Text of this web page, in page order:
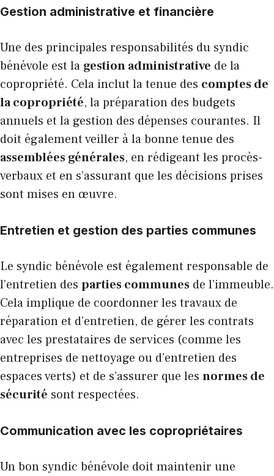
Gestion administrative et financière
Une des principales responsabilités du syndic
bénévole est la gestion administrative de la
copropriété. Cela inclut la tenue des comptes de
la copropriété, la préparation des budgets
annuels et la gestion des dépenses courantes. Il
doit également veiller à la bonne tenue des
assemblées générales, en rédigeant les procès-
verbaux et en s’assurant que les décisions prises
sont mises en œuvre.
Entretien et gestion des parties communes
Le syndic bénévole est également responsable de
l’entretien des parties communes de l’immeuble.
Cela implique de coordonner les travaux de
réparation et d’entretien, de gérer les contrats
avec les prestataires de services (comme les
entreprises de nettoyage ou d’entretien des
espaces verts) et de s’assurer que les normes de
sécurité sont respectées.
Communication avec les copropriétaires
Un bon syndic bénévole doit maintenir une